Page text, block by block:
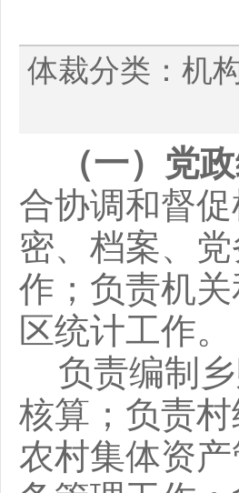
体裁分类：
（一）党
合协调和督
密、档案、
作；负责机
区统计工作。
负责编制
核算；负责
农村集体资